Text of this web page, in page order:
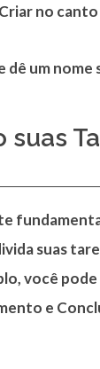
Criarno
dê um
suas
suas
você
e